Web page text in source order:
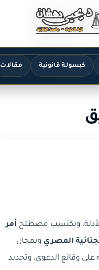
كبسولة قانونية مقالات
الأدلة. ويكتسب مصطلح أمر
المصري وبمجال
على وقائع الدعوى، وتحديد